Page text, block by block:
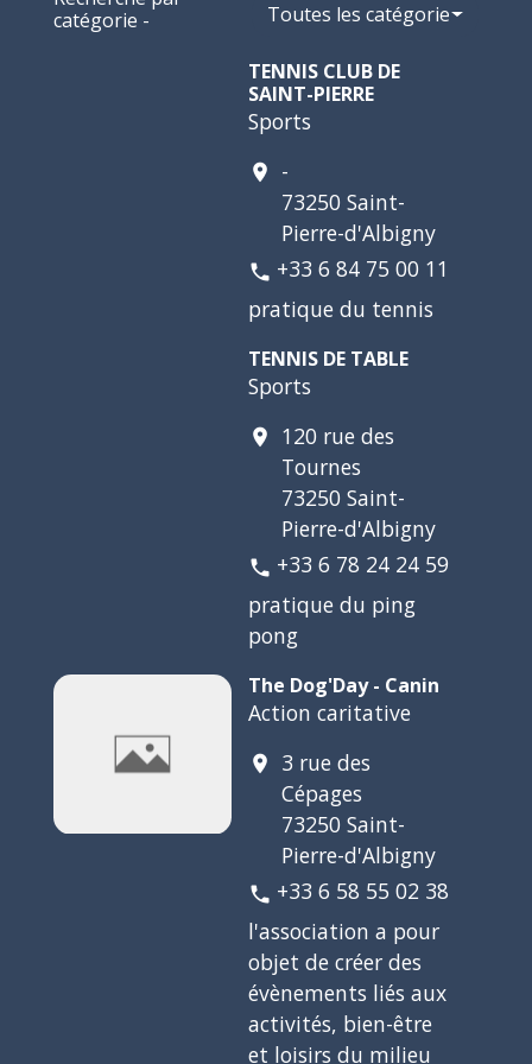
catégorie -
Toutes les catégories
TENNIS CLUB DE
SAINT-PIERRE
Sports
location_on
-
73250 Saint-
Pierre-d'Albigny
phone +33 6 84 75 00 11
pratique du tennis
TENNIS DE TABLE
Sports
location_on
120 rue des
Tournes
73250 Saint-
Pierre-d'Albigny
phone +33 6 78 24 24 59
pratique du ping
pong
The Dog'Day - Canin
Action caritative
location_on
3 rue des
Cépages
73250 Saint-
Pierre-d'Albigny
phone +33 6 58 55 02 38
l'association a pour
objet de créer des
évènements liés aux
activités, bien-être
et loisirs du milieu